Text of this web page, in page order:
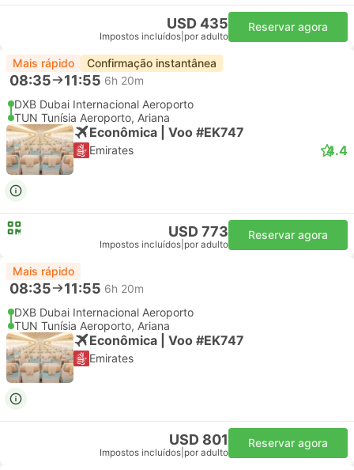
USD 435
Impostos incluídos por adulto
Reservar agora
Mais rápido Confirmação instantânea
08:35 11:55 6h 20m
DXB Dubai Internacional Aeroporto
TUN Tunísia Aeroporto, Ariana
Econômica | Voo #EK747
Emirates 4.4
USD 773
Impostos incluídos por adulto
Reservar agora
Mais rápido
08:35 11:55 6h 20m
DXB Dubai Internacional Aeroporto
TUN Tunísia Aeroporto, Ariana
Econômica | Voo #EK747
Emirates
USD 801
Impostos incluídos por adulto
Reservar agora